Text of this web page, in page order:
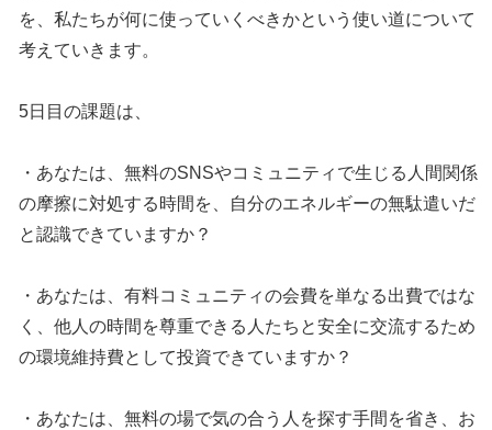
を、私たちが何に使っていくべきかという使い道について
考えていきます。
5日目の課題は、
・あなたは、無料のSNSやコミュニティで生じる人間関係
の摩擦に対処する時間を、自分のエネルギーの無駄遣いだ
と認識できていますか？
・あなたは、有料コミュニティの会費を単なる出費ではな
く、他人の時間を尊重できる人たちと安全に交流するため
の環境維持費として投資できていますか？
・あなたは、無料の場で気の合う人を探す手間を省き、お